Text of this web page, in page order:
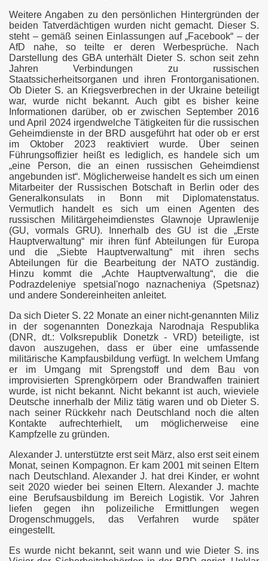
Weitere Angaben zu den persönlichen Hintergründen der
beiden Tatverdächtigen wurden nicht gemacht. Dieser S.
steht – gemäß seinen Einlassungen auf „Facebook“ – der
AfD nahe, so teilte er deren Werbesprüche. Nach
Darstellung des GBA unterhält Dieter S. schon seit zehn
Jahren Verbindungen zu russischen
Staatssicherheitsorganen und ihren Frontorganisationen.
Ob Dieter S. an Kriegsverbrechen in der Ukraine beteiligt
war, wurde nicht bekannt. Auch gibt es bisher keine
Informationen darüber, ob er zwischen September 2016
und April 2024 irgendwelche Tätigkeiten für die russischen
Geheimdienste in der BRD ausgeführt hat oder ob er erst
im Oktober 2023 reaktiviert wurde. Über seinen
Führungsoffizier heißt es lediglich, es handele sich um
„eine Person, die an einen russischen Geheimdienst
angebunden ist“. Möglicherweise handelt es sich um einen
Mitarbeiter der Russischen Botschaft in Berlin oder des
Generalkonsulats in Bonn mit Diplomatenstatus.
Vermutlich handelt es sich um einen Agenten des
russischen Militärgeheimdienstes Glawnoje Uprawlenije
(GU, vormals GRU). Innerhalb des GU ist die „Erste
Hauptverwaltung“ mir ihren fünf Abteilungen für Europa
und die „Siebte Hauptverwaltung“ mit ihren sechs
Abteilungen für die Bearbeitung der NATO zuständig.
Hinzu kommt die „Achte Hauptverwaltung“, die die
Podrazdeleniye spetsial'nogo naznacheniya (Spetsnaz)
und andere Sondereinheiten anleitet.
Da sich Dieter S. 22 Monate an einer nicht-genannten Miliz
in der sogenannten Donezkaja Narodnaja Respublika
(DNR, dt.: Volksrepublik Donetzk - VRD) beteiligte, ist
davon auszugehen, dass er über eine umfassende
militärische Kampfausbildung verfügt. In welchem Umfang
er im Umgang mit Sprengstoff und dem Bau von
improvisierten Sprengkörpern oder Brandwaffen trainiert
wurde, ist nicht bekannt. Nicht bekannt ist auch, wieviele
Deutsche innerhalb der Miliz tätig waren und ob Dieter S.
nach seiner Rückkehr nach Deutschland noch die alten
Kontakte aufrechterhielt, um möglicherweise eine
Kampfzelle zu gründen.
Alexander J. unterstützte erst seit März, also erst seit einem
Monat, seinen Kompagnon. Er kam 2001 mit seinen Eltern
nach Deutschland. Alexander J. hat drei Kinder, er wohnt
seit 2020 wieder bei seinen Eltern. Alexander J. machte
eine Berufsausbildung im Bereich Logistik. Vor Jahren
liefen gegen ihn polizeiliche Ermittlungen wegen
Drogenschmuggels, das Verfahren wurde später
eingestellt.
Es wurde nicht bekannt, seit wann und wie Dieter S. ins
im Anti-Terrorkrieg
Ammar (Update)
Staat
getötet
islamistischer Piraten
und Cambrils
und-Spangdahlem